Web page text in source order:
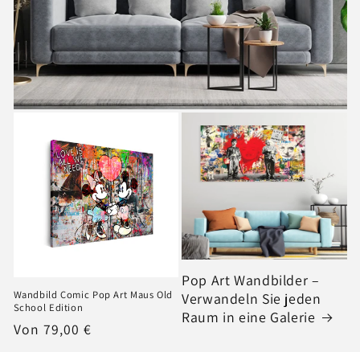
Wandbild Comic Pop Art Maus Old
School Edition
Normaler
Von 79,00 €
Pop Art Wandbilder –
Verwandeln Sie jeden
Raum in eine Galerie